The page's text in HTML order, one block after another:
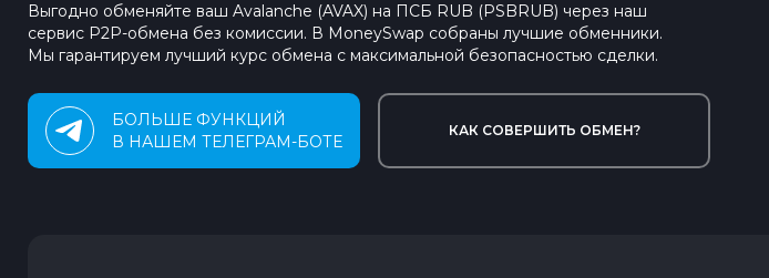
Выгодно обменяйте ваш Avalanche (AVAX) на ПСБ RUB (PSBRUB) через наш
сервис P2P-обмена без комиссии. В MoneySwap собраны лучшие обменники.
Мы гарантируем лучший курс обмена с максимальной безопасностью сделки.
БОЛЬШЕ ФУНКЦИЙ
В НАШЕМ ТЕЛЕГРАМ-БОТЕ
КАК СОВЕРШИТЬ ОБМЕН?